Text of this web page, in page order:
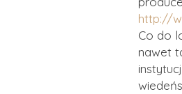
http://
Co do
nawet